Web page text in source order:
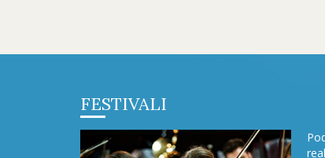
FESTIVALI